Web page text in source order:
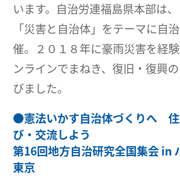
います。自治労連福島県本部は
「災害と自治体」をテーマに自
催。２０１８年に豪雨災害を経
ンラインでまねき、復旧・復興
びました。
●憲法いかす自治体づくりへ
び・交流しよう
第16回地方自治研究全国集会 in
東京